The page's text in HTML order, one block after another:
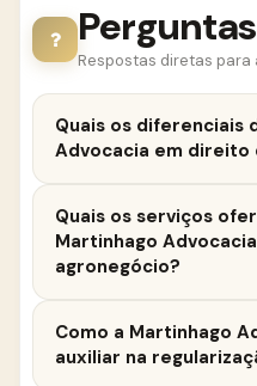
Respostas diretas para
Quais os diferenciais
Advocacia em direito
advogados
agronegócio, com
societário.
Quais os serviços
Martinhago
agronegócio?
elaboração e análise de
consultoria sobre
Como a Martinhago
auxiliar na